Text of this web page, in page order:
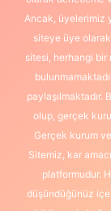
Ancak, üyelerimiz
siteye üye
sitesi, herhangi bir
paylaşılmaktadır.
olup, gerçek
Gerçek kurum
Sitemiz, kar
platformudur.
düşündüğünüz